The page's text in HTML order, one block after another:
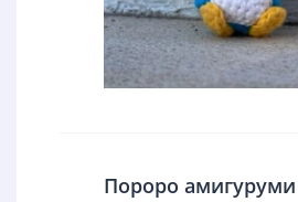
Пороро амигуруми